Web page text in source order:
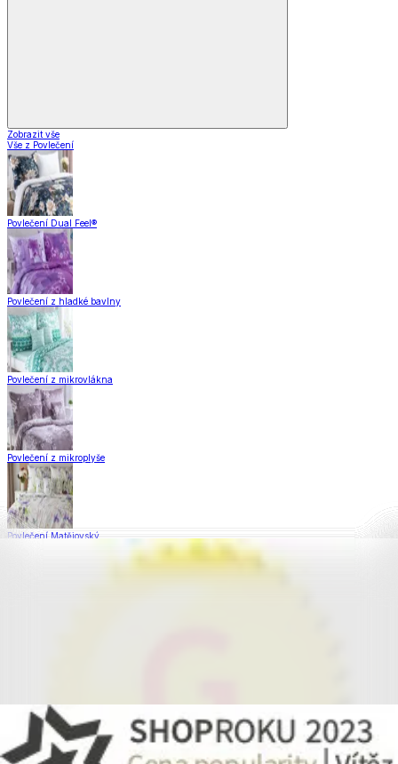
Zobrazit vše
Vše z Povlečení
Povlečení Dual Feel®
Povlečení z hladké bavlny
Povlečení z mikrovlákna
Povlečení z mikroplyše
Povlečení Matějovský